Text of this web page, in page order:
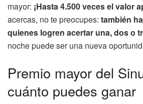
mayor: ¡Hasta 4.500 veces el valor
acercas, no te preocupes: también
quienes logren acertar una, dos o
noche puede ser una nueva
Premio mayor del
cuánto puedes ganar